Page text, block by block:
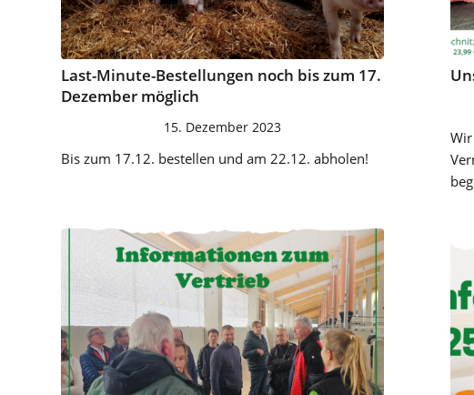
Last-Minu­te-Bestel­lun­gen noch bis zum 17.
Dezem­ber möglich
15. Dezember 2023
Bis zum 17.12. bestellen und am 22.12. abholen!